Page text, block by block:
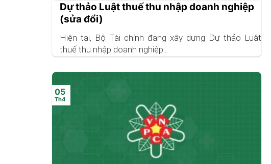
Dự thảo Luật thuế thu nhập doanh nghiệp
(sửa đổi)
Hiện tại, Bộ Tài chính đang xây dựng Dự thảo Luật
thuế thu nhập doanh nghiệp...
05
Th4